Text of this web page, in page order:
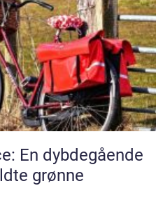
En dybdegående
grønne